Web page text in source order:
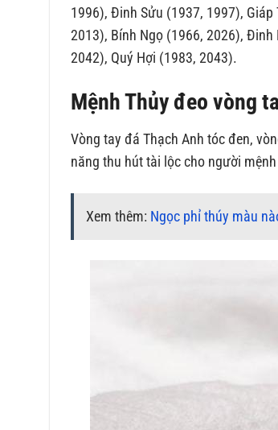
1996), Đinh Sửu (1937, 1997),
2013), Bính Ngọ (1966, 2026),
2042), Quý Hợi (1983, 2043).
Mệnh Thủy đeo vòng
Vòng tay đá Thạch Anh tóc đen,
năng thu hút tài lộc cho người
Xem thêm: Ngọc phỉ thúy màu